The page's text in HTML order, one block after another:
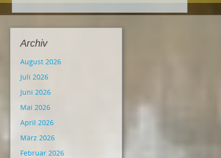
Archiv
August 2026
Juli 2026
Juni 2026
Mai 2026
April 2026
März 2026
Februar 2026